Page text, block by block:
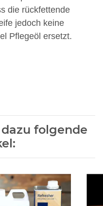
die rückfettende
jedoch keine
Pflegeöl ersetzt.
folgende